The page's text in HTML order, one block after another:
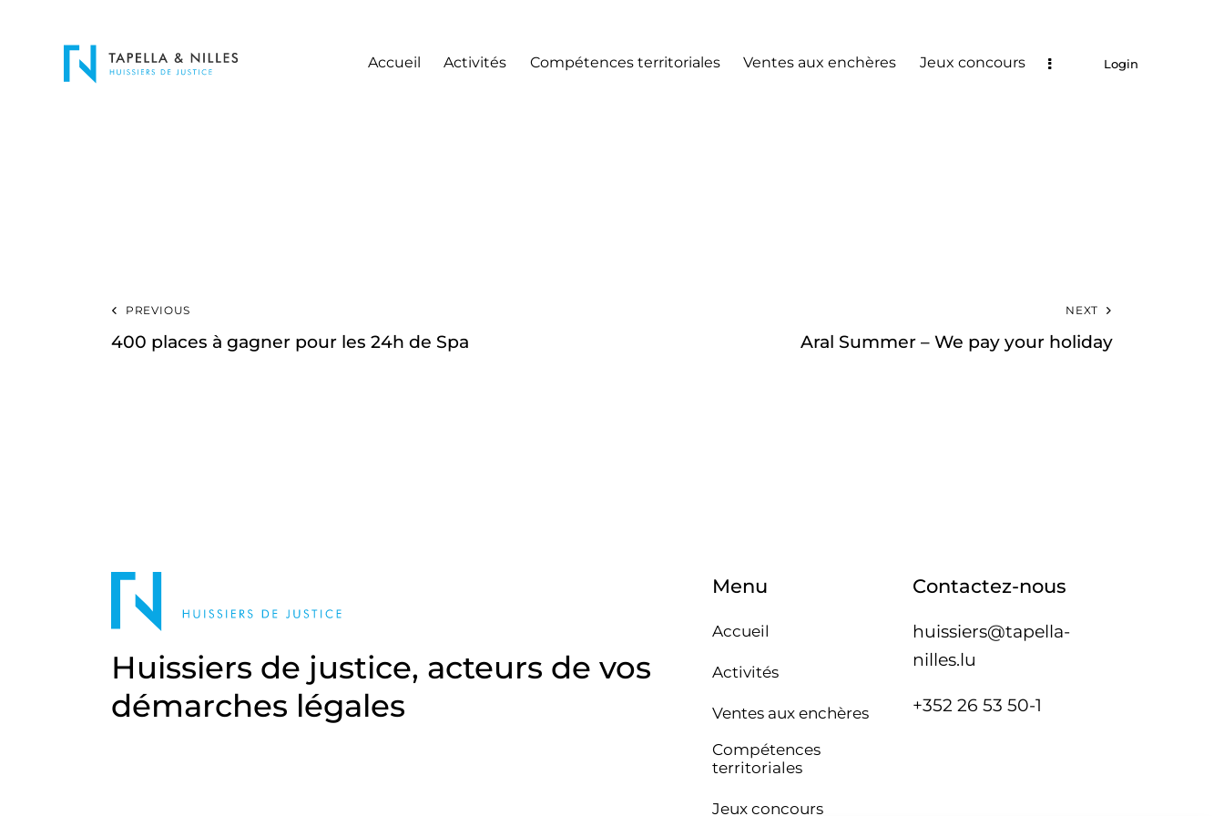
Accueil Activités Compétences territoriales Ventes aux enchères Jeux concours Login
PREVIOUS
400 places à gagner pour les 24h de Spa
NEXT
Aral Summer – We pay your holiday
Huissiers de justice, acteurs de vos
démarches légales
Menu
Accueil
Activités
Ventes aux enchères
Compétences
territoriales
Jeux concours
Contactez-nous
huissiers@tapella-
nilles.lu
+352 26 53 50-1